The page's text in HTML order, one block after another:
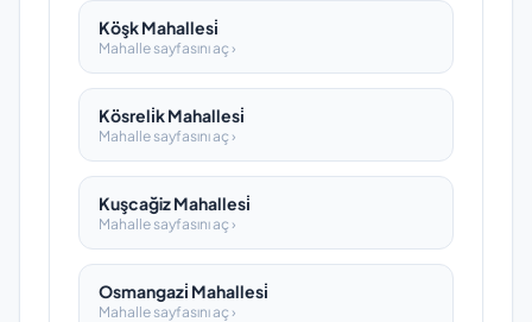
Köşk Mahallesi̇
Mahalle sayfasını aç ›
Kösreli̇k Mahallesi̇
Mahalle sayfasını aç ›
Kuşcağiz Mahallesi̇
Mahalle sayfasını aç ›
Osmangazi̇ Mahallesi̇
Mahalle sayfasını aç ›